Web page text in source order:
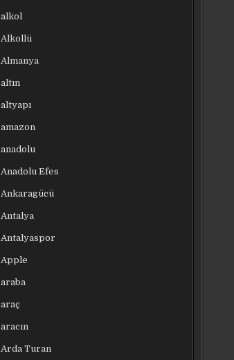
alkol
Alkollü
Almanya
altın
altyapı
amazon
anadolu
Anadolu Efes
Ankaragücü
Antalya
Antalyaspor
Apple
araba
araç
aracın
Arda Turan